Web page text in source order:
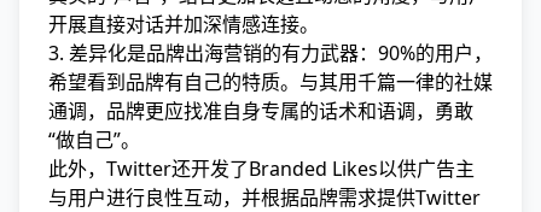
开展直接对话并加深情感连接。
3. 差异化是品牌出海营销的有力武器：90%的用户，
希望看到品牌有自己的特质。与其用千篇一律的社媒
通调，品牌更应找准自身专属的话术和语调，勇敢
“做自己”。
此外，Twitter还开发了Branded Likes以供广告主
与用户进行良性互动，并根据品牌需求提供Twitter